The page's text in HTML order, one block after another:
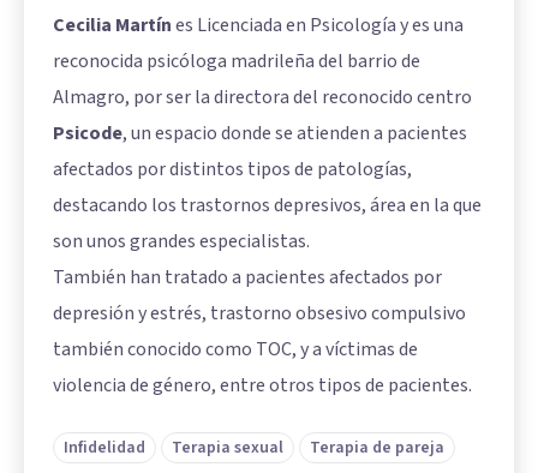
Cecilia Martínes Licenciada en Psicología y es una
reconocida psicóloga madrileña del barrio de
Almagro, por ser la directora del reconocido centro
Psicode, un espacio donde se atienden a pacientes
afectados por distintos tipos de patologías,
destacando los trastornos depresivos, área en la que
son unos grandes especialistas.
También han tratado a pacientes afectados por
depresión y estrés, trastorno obsesivo compulsivo
también conocido como TOC, y a víctimas de
violencia de género, entre otros tipos de pacientes.
Infidelidad Terapia sexual Terapia de pareja